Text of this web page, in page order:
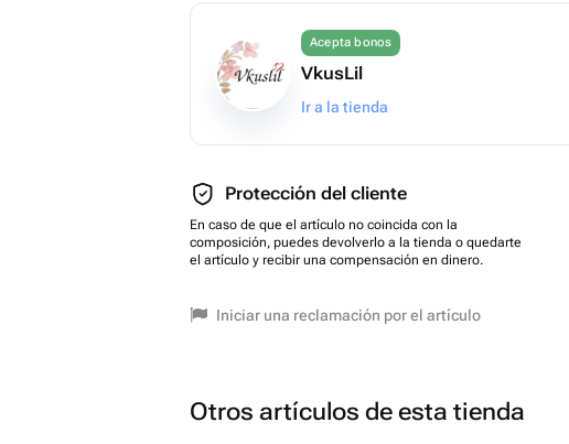
Acepta bonos
VkusLil
Ir a la tienda
Protección del cliente
En caso de que el artículo no coincida con la
composición, puedes devolverlo a la tienda o quedarte
el artículo y recibir una compensación en dinero.
Iniciar una reclamación por el artículo
Otros artículos de esta tienda